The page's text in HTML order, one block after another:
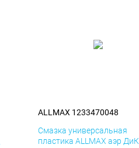
ALLMAX 1233470048
Смазка универсальная
пластика ALLMAX аэр ДиК